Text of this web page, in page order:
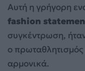
Αυτή η γρήγορη
fashion
συγκέντρωση,
ο
αρμονικά.